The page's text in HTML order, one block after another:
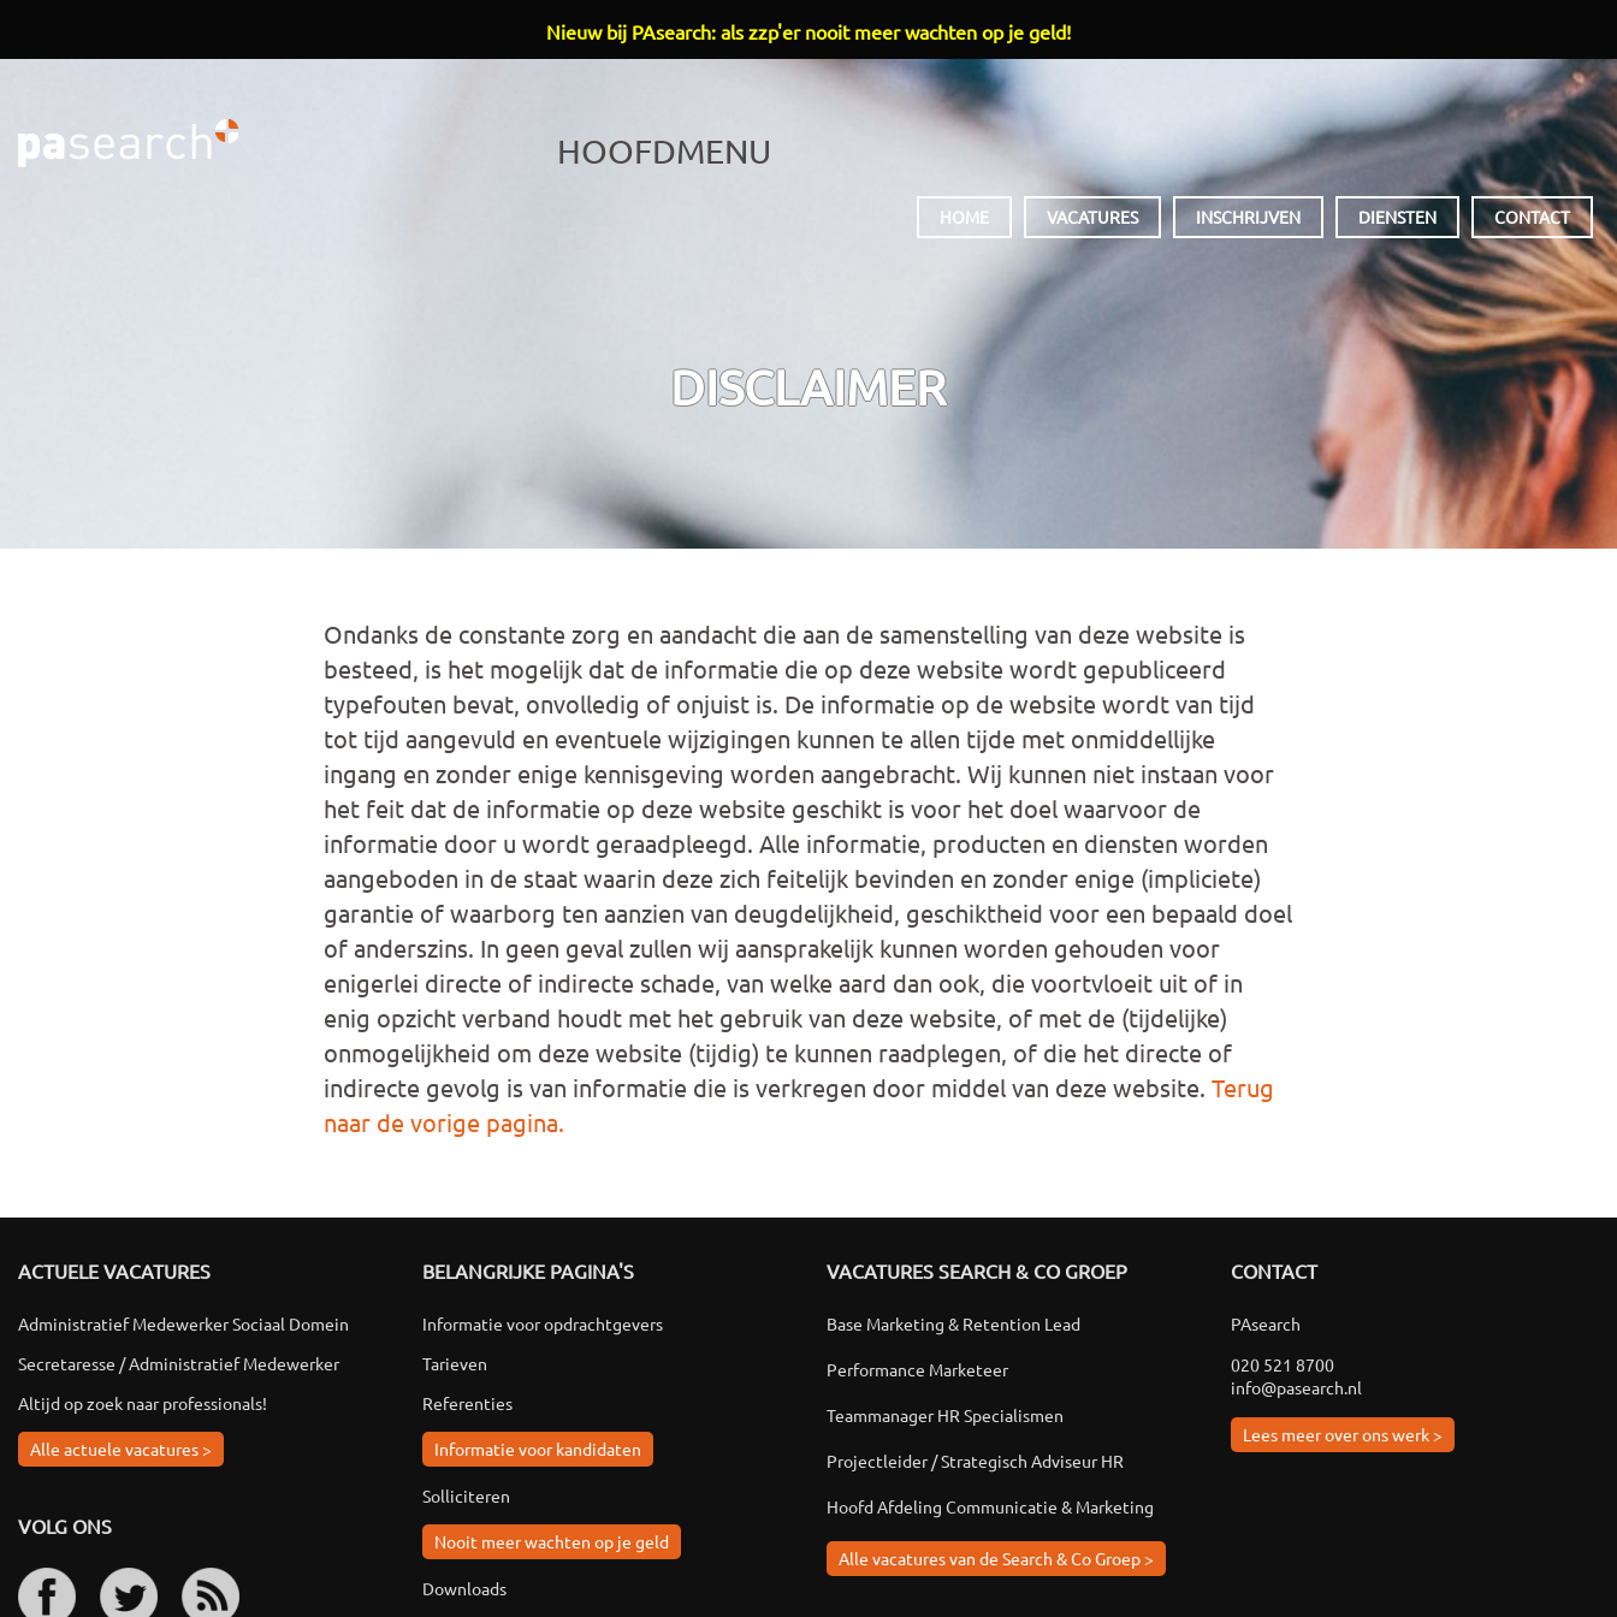
HOOFDMENU
HOME VACATURES INSCHRIJVEN DIENSTEN CONTACT
DISCLAIMER
Ondanks de constante zorg en aandacht die aan de samenstelling van deze website is
besteed, is het mogelijk dat de informatie die op deze website wordt gepubliceerd
typefouten bevat, onvolledig of onjuist is. De informatie op de website wordt van tijd
tot tijd aangevuld en eventuele wijzigingen kunnen te allen tijde met onmiddellijke
ingang en zonder enige kennisgeving worden aangebracht. Wij kunnen niet instaan voor
het feit dat de informatie op deze website geschikt is voor het doel waarvoor de
informatie door u wordt geraadpleegd. Alle informatie, producten en diensten worden
aangeboden in de staat waarin deze zich feitelijk bevinden en zonder enige (impliciete)
garantie of waarborg ten aanzien van deugdelijkheid, geschiktheid voor een bepaald doel
of anderszins. In geen geval zullen wij aansprakelijk kunnen worden gehouden voor
enigerlei directe of indirecte schade, van welke aard dan ook, die voortvloeit uit of in
enig opzicht verband houdt met het gebruik van deze website, of met de (tijdelijke)
onmogelijkheid om deze website (tijdig) te kunnen raadplegen, of die het directe of
indirecte gevolg is van informatie die is verkregen door middel van deze website. Terug
naar de vorige pagina.
ACTUELE VACATURES
Administratief Medewerker Sociaal Domein
Secretaresse / Administratief Medewerker
Altijd op zoek naar professionals!
Alle actuele vacatures >
VOLG ONS
BELANGRIJKE PAGINA'S
Informatie voor opdrachtgevers
Tarieven
Referenties
Informatie voor kandidaten
Solliciteren
Nooit meer wachten op je geld
Downloads
VACATURES SEARCH & CO GROEP
Base Marketing & Retention Lead
Performance Marketeer
Teammanager HR Specialismen
Projectleider / Strategisch Adviseur HR
Hoofd Afdeling Communicatie & Marketing
Alle vacatures van de Search & Co Groep >
CONTACT
PAsearch
020 521 8700
info@pasearch.nl
Lees meer over ons werk >
Nieuw bij PAsearch: als zzp'er nooit meer wachten op je geld!